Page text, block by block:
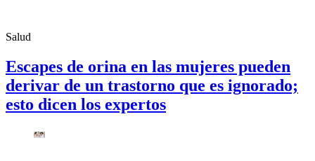
Salud
Escapes de orina en las mujeres pueden
derivar de un trastorno que es ignorado;
esto dicen los expertos